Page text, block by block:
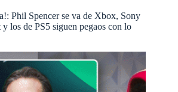
Phil Spencer se va de Xbox, Sony
los de PS5 siguen pegaos con lo